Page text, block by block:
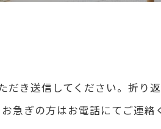
だき送信してください。折り
お急ぎの方はお電話にてご連絡